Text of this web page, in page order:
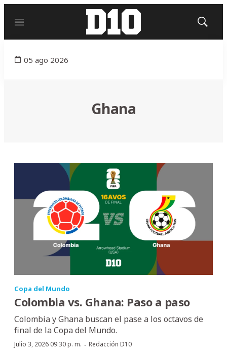
Menú
Mostrar
05 ago 2026
Ghana
Copa del Mundo
Colombia vs. Ghana: Paso a paso
Colombia y Ghana buscan el pase a los octavos de
final de la Copa del Mundo.
Julio 3, 2026 09:30 p. m. · Redacción D10